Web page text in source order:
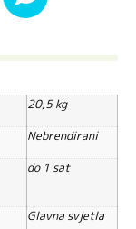
20,5 kg
Nebrendirani
do 1 sat
Glavna svjetla